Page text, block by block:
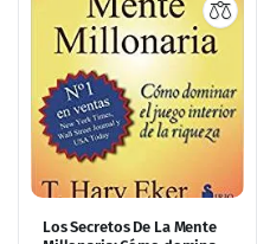
Los Secretos De La Mente